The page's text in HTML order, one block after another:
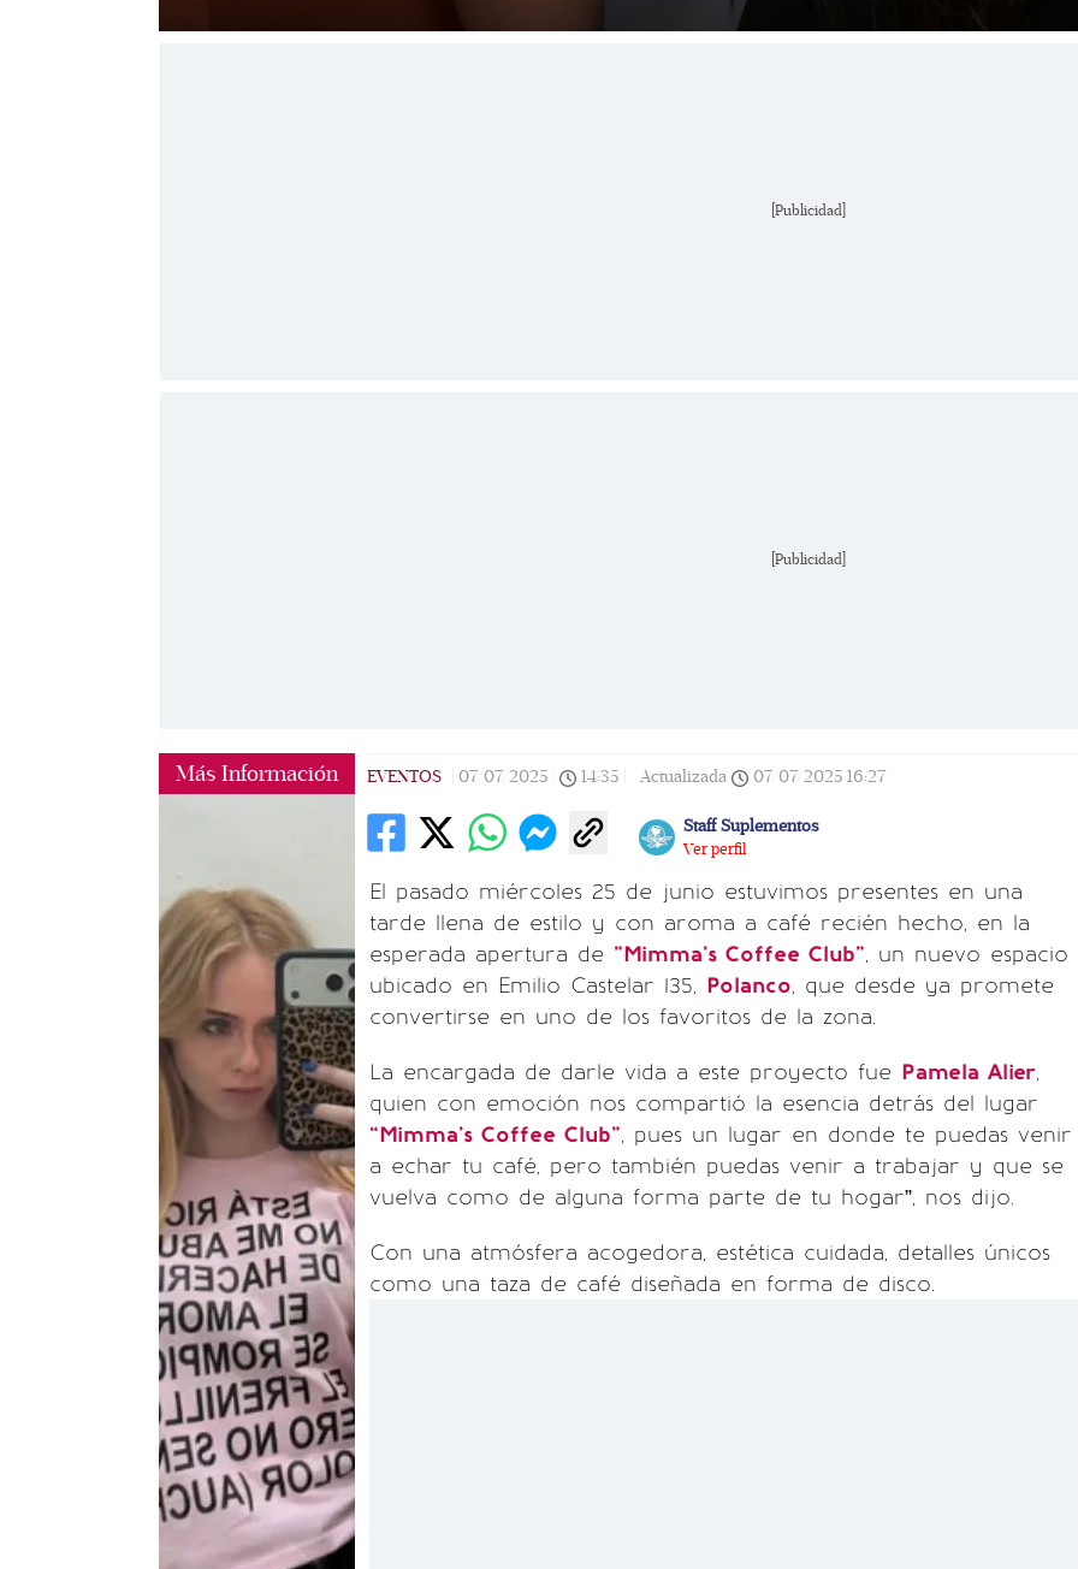
[Publicidad]
[Publicidad]
Más Información EVENTOS 07/07/2025 14:35 Actualizada 07/07/2025 16:27
Staff Suplementos
Ver perfil
El pasado miércoles 25 de junio estuvimos presentes en una
tarde llena de estilo y con aroma a café recién hecho, en la
esperada apertura de "Mimma’s Coffee Club", un nuevo espacio
ubicado en Emilio Castelar 135, Polanco, que desde ya promete
convertirse en uno de los favoritos de la zona.
La encargada de darle vida a este proyecto fue Pamela Alier,
quien con emoción nos compartió la esencia detrás del lugar
“Mimma’s Coffee Club", pues un lugar en donde te puedas venir
a echar tu café, pero también puedas venir a trabajar y que se
vuelva como de alguna forma parte de tu hogar”, nos dijo.
Con una atmósfera acogedora, estética cuidada, detalles únicos
como una taza de café diseñada en forma de disco.